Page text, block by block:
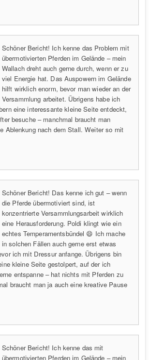
Schöner Bericht! Ich kenne das Problem mit
übermotivierten Pferden im Gelände – mein
Wallach dreht auch gerne durch, wenn er zu
viel Energie hat. Das Auspowern im Gelände
hilft wirklich enorm, bevor man wieder an der
Versammlung arbeitet. Übrigens habe ich
eine interessante kleine Seite entdeckt,
besuche – manchmal braucht man
Ablenkung nach dem Stall. Weiter so mit
Schöner Bericht! Das kenne ich gut – wenn
die Pferde übermotiviert sind, ist
konzentrierte Versammlungsarbeit wirklich
eine Herausforderung. Poldi klingt wie ein
echtes Temperamentsbündel 😄 Ich mache
in solchen Fällen auch gerne erst etwas
ich mit Dressur anfange. Übrigens bin
kleine Seite gestolpert, auf der ich
entspanne – hat nichts mit Pferden zu
braucht man ja auch eine kreative Pause
Schöner Bericht! Ich kenne das mit
übermotivierten Pferden im Gelände – mein